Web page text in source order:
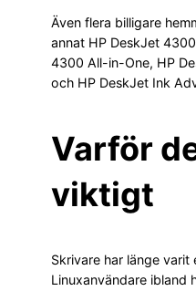
Även flera billigare
annat HP DeskJet
4300 All-in-One, HP
och HP DeskJet Ink
Varför
viktigt
Skrivare har länge varit
Linuxanvändare ibland